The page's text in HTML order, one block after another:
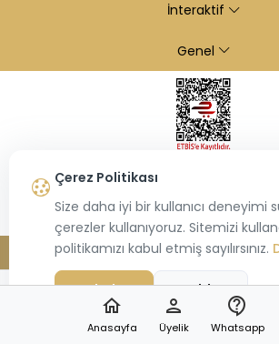
İnteraktif
Genel
© 2026 Kiraz Altın- Tüm hakları
Bu site,Hiosis®tarafından geliştirilmişE-Ticaret
home
Anasayfa
person
Üyelik
contact_support
Whatsapp
Çerez Politikası
Size daha iyi bir kullanıcı deneyimi
çerezler kullanıyoruz. Sitemizi
politikamızı kabul etmiş sayılırsınız.
Kabul Et Reddet